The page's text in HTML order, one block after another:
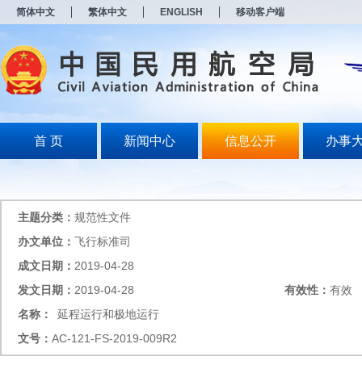
简体中文 繁体中文 ENGLISH 移动客户端
首 页 新闻中心 信息公开 办事
主题分类： 规范性文件
办文单位： 飞行标准司
成文日期： 2019-04-28
发文日期： 2019-04-28 有效性： 有效
名称：
延程运行和极地运行
文号： AC-121-FS-2019-009R2
打
开
无
障
说